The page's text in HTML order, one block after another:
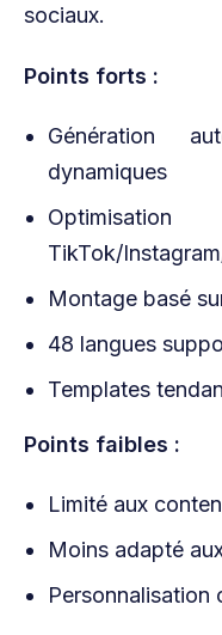
sociaux.
Points forts :
Génération
dynamiques
TikTok/
Montage basé
48 langues
Templates
Points faibles :
Limité aux
Moins adapté
Personnalisation